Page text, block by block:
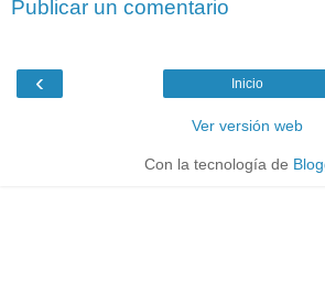
Publicar un comentario
‹ Inicio
Ver versión web
Con la tecnología de